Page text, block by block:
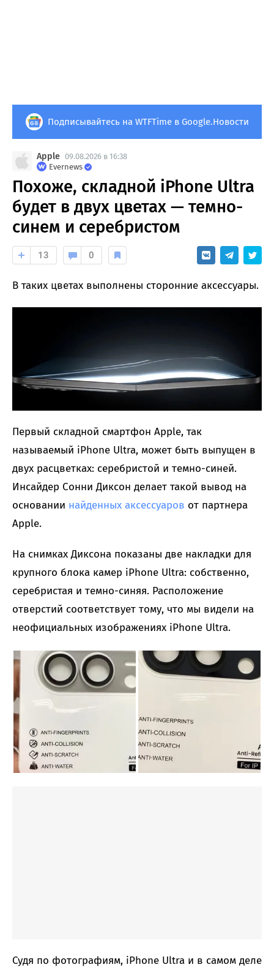
Подписывайтесь на WTFTime в Google.Новости
Apple 09.08.2026 в 16:38
Evernews
Похоже, складной iPhone Ultra
будет в двух цветах — темно-
синем и серебристом
13 0
В таких цветах выполнены сторонние аксессуары.
Первый складной смартфон Apple, так
называемый iPhone Ultra, может быть выпущен в
двух расцветках: серебристой и темно-синей.
Инсайдер Сонни Диксон делает такой вывод на
основании найденных аксессуаров от партнера
Apple.
На снимках Диксона показаны две накладки для
крупного блока камер iPhone Ultra: собственно,
серебристая и темно-синяя. Расположение
отверстий соответствует тому, что мы видели на
неофициальных изображениях iPhone Ultra.
Судя по фотографиям, iPhone Ultra и в самом деле